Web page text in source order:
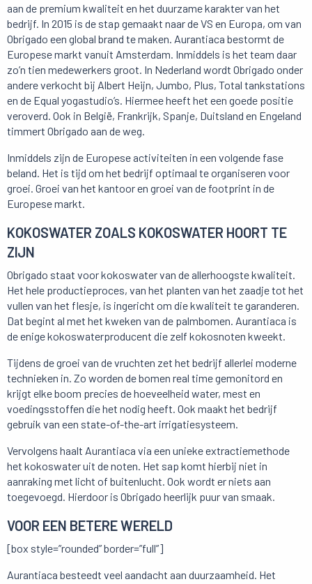
aan de premium kwaliteit en het duurzame karakter van het
bedrijf. In 2015 is de stap gemaakt naar de VS en Europa, om van
Obrigado een global brand te maken. Aurantiaca bestormt de
Europese markt vanuit Amsterdam. Inmiddels is het team daar
zo’n tien medewerkers groot. In Nederland wordt Obrigado onder
andere verkocht bij Albert Heijn, Jumbo, Plus, Total tankstations
en de Equal yogastudio’s. Hiermee heeft het een goede positie
veroverd. Ook in België, Frankrijk, Spanje, Duitsland en Engeland
timmert Obrigado aan de weg.
Inmiddels zijn de Europese activiteiten in een volgende fase
beland. Het is tijd om het bedrijf optimaal te organiseren voor
groei. Groei van het kantoor en groei van de footprint in de
Europese markt.
KOKOSWATER ZOALS KOKOSWATER HOORT TE
ZIJN
Obrigado staat voor kokoswater van de allerhoogste kwaliteit.
Het hele productieproces, van het planten van het zaadje tot het
vullen van het flesje, is ingericht om die kwaliteit te garanderen.
Dat begint al met het kweken van de palmbomen. Aurantiaca is
de enige kokoswaterproducent die zelf kokosnoten kweekt.
Tijdens de groei van de vruchten zet het bedrijf allerlei moderne
technieken in. Zo worden de bomen real time gemonitord en
krijgt elke boom precies de hoeveelheid water, mest en
voedingsstoffen die het nodig heeft. Ook maakt het bedrijf
gebruik van een state-of-the-art irrigatiesysteem.
Vervolgens haalt Aurantiaca via een unieke extractiemethode
het kokoswater uit de noten. Het sap komt hierbij niet in
aanraking met licht of buitenlucht. Ook wordt er niets aan
toegevoegd. Hierdoor is Obrigado heerlijk puur van smaak.
VOOR EEN BETERE WERELD
[box style=”rounded” border=”full”]
Aurantiaca besteedt veel aandacht aan duurzaamheid. Het